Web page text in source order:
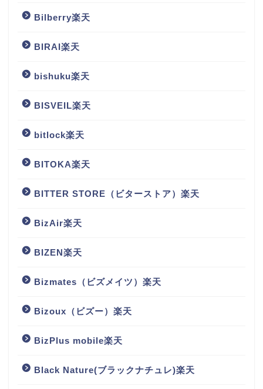
Bilberry楽天
BIRAI楽天
bishuku楽天
BISVEIL楽天
bitlock楽天
BITOKA楽天
BITTER STORE（ビターストア）楽天
BizAir楽天
BIZEN楽天
Bizmates（ビズメイツ）楽天
Bizoux（ビズー）楽天
BizPlus mobile楽天
Black Nature(ブラックナチュレ)楽天